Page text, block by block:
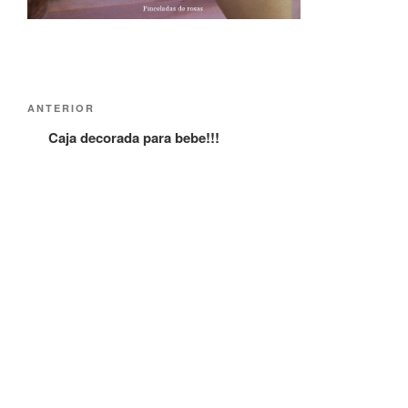
entradas
Entrada
anterior:
ANTERIOR
Caja decorada para bebe!!!